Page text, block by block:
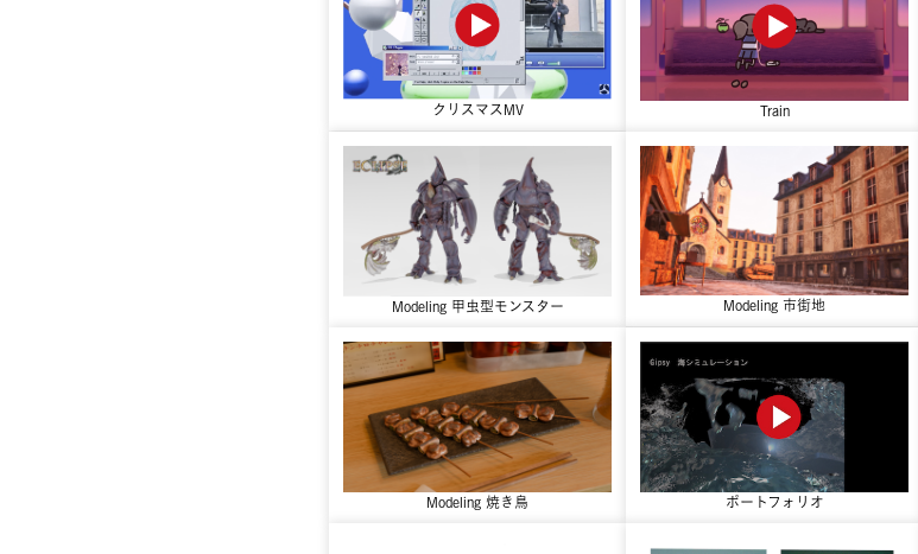
クリスマスMV Train
Modeling 甲虫型モンスター Modeling 市街地
Modeling 焼き鳥 ポートフォリオ